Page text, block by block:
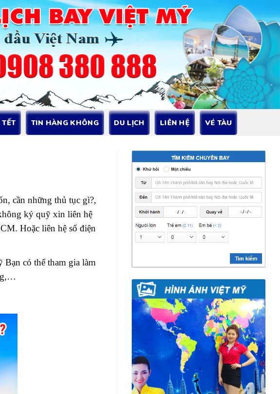
TIN HÀNG KHÔNG DU LỊCH LIÊN HỆ VÉ TÀU
cần những thủ tục gì?,
ký quỹ xin liên hệ
Hoặc liên hệ số điện
có thể tham gia làm